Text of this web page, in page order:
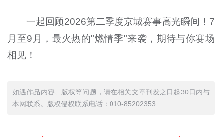
一起回顾2026第二季度京城赛事高光瞬间！7
月至9月，最火热的"燃情季"来袭，期待与你赛场
相见！
如遇作品内容、版权等问题，请在相关文章刊发之日起30日内与
本网联系。版权侵权联系电话：010-85202353